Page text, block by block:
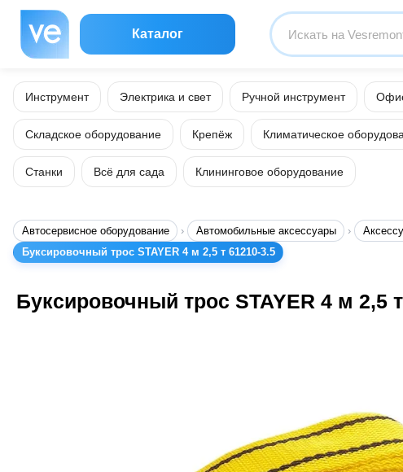
Каталог
Инструмент Электрика и свет Ручной инструмент
Складское оборудование Крепёж Климатическое
Станки Всё для сада Клининговое оборудование
Автосервисное оборудование Автомобильные аксессуары
Буксировочный трос STAYER 4 м 2,5 т 61210-3.5
Буксировочный трос STAYER 4 м 2,5